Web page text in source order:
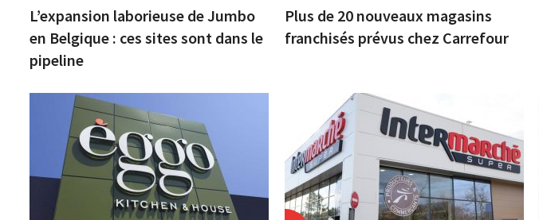
L’expansion laborieuse de Jumbo
en Belgique : ces sites sont dans le
pipeline
Plus de 20 nouveaux magasins
franchisés prévus chez Carrefour